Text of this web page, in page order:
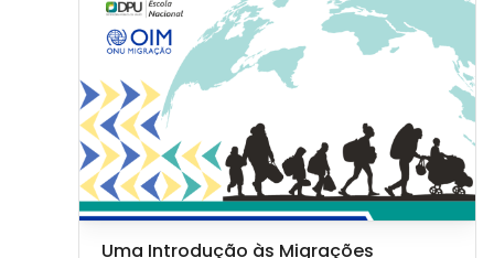
Image de cours
Nom du cours
Uma Introdução às Migrações